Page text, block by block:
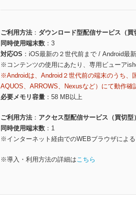
ご利用方法
ダウンロード型配信サービス（買
同時使用端末数
3
対応OS
iOS最新の２世代前まで / Android最
※コンテンツの使用にあたり、専用ビューア
※Androidは、Android２世代前の端末のうち、
AQUOS、ARROWS、Nexusなど）にて動作確
必要メモリ容量
58 MB以上
ご利用方法
アクセス型配信サービス（買切型）
同時使用端末数
1
※インターネット経由でのWEBブラウザによ
※導入・利用方法の詳細はこちら